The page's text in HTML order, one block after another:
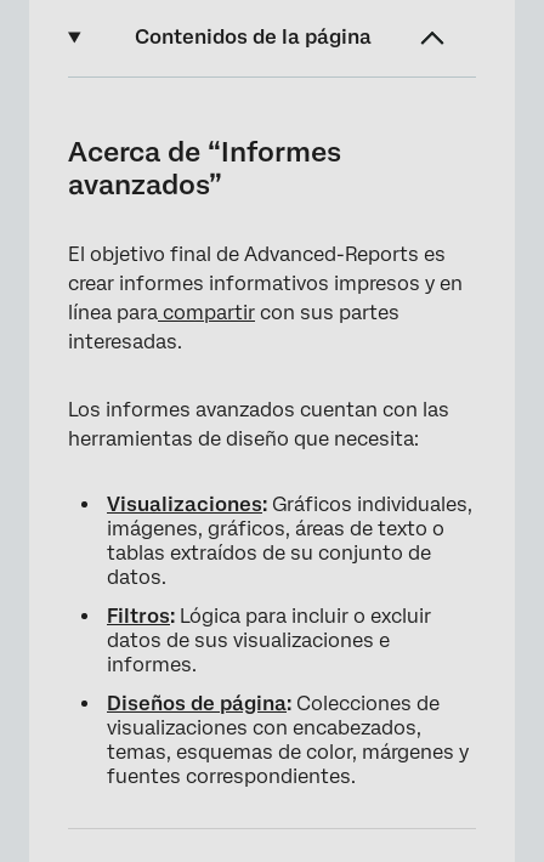
Contenidos de la página
Crear un Informe avanzado
Creación de un informe avanzado a partir de
Acerca de “Visualizaciones”
Acerca de “Filtrar”
Acerca de “Diseños de página”
Preguntas frequentes
Acerca de “Informes
avanzados”
El objetivo final de Advanced-Reports es
crear informes informativos impresos y en
línea para compartir con sus partes
interesadas.
Los informes avanzados cuentan con las
herramientas de diseño que necesita:
Visualizaciones: Gráficos individuales,
imágenes, gráficos, áreas de texto o
tablas extraídos de su conjunto de
datos.
Filtros: Lógica para incluir o excluir
datos de sus visualizaciones e
informes.
Diseños de página: Colecciones de
visualizaciones con encabezados,
temas, esquemas de color, márgenes y
fuentes correspondientes.